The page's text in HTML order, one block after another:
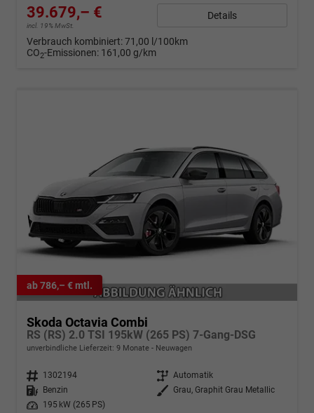
39.679,– €
incl. 19% MwSt.
Details
Verbrauch kombiniert:71,00 l/100km
CO2-Emissionen: 161,00 g/km
ab 786,– € mtl.
Skoda Octavia Combi
RS (RS) 2.0 TSI 195kW (265 PS) 7-Gang-DSG
unverbindliche Lieferzeit: 9 Monate Neuwagen
Fahrzeugnr. 1302194 Getriebe Automatik
Kraftstoff
Benzin Außenfarbe
Grau, Graphit Grau Metallic
Leistung
195 kW (265 PS)